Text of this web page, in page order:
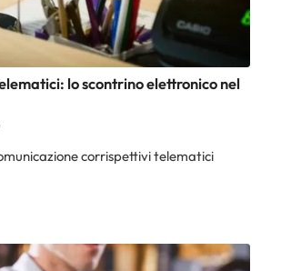
lo scontrino elettronico nel
corrispettivi telematici